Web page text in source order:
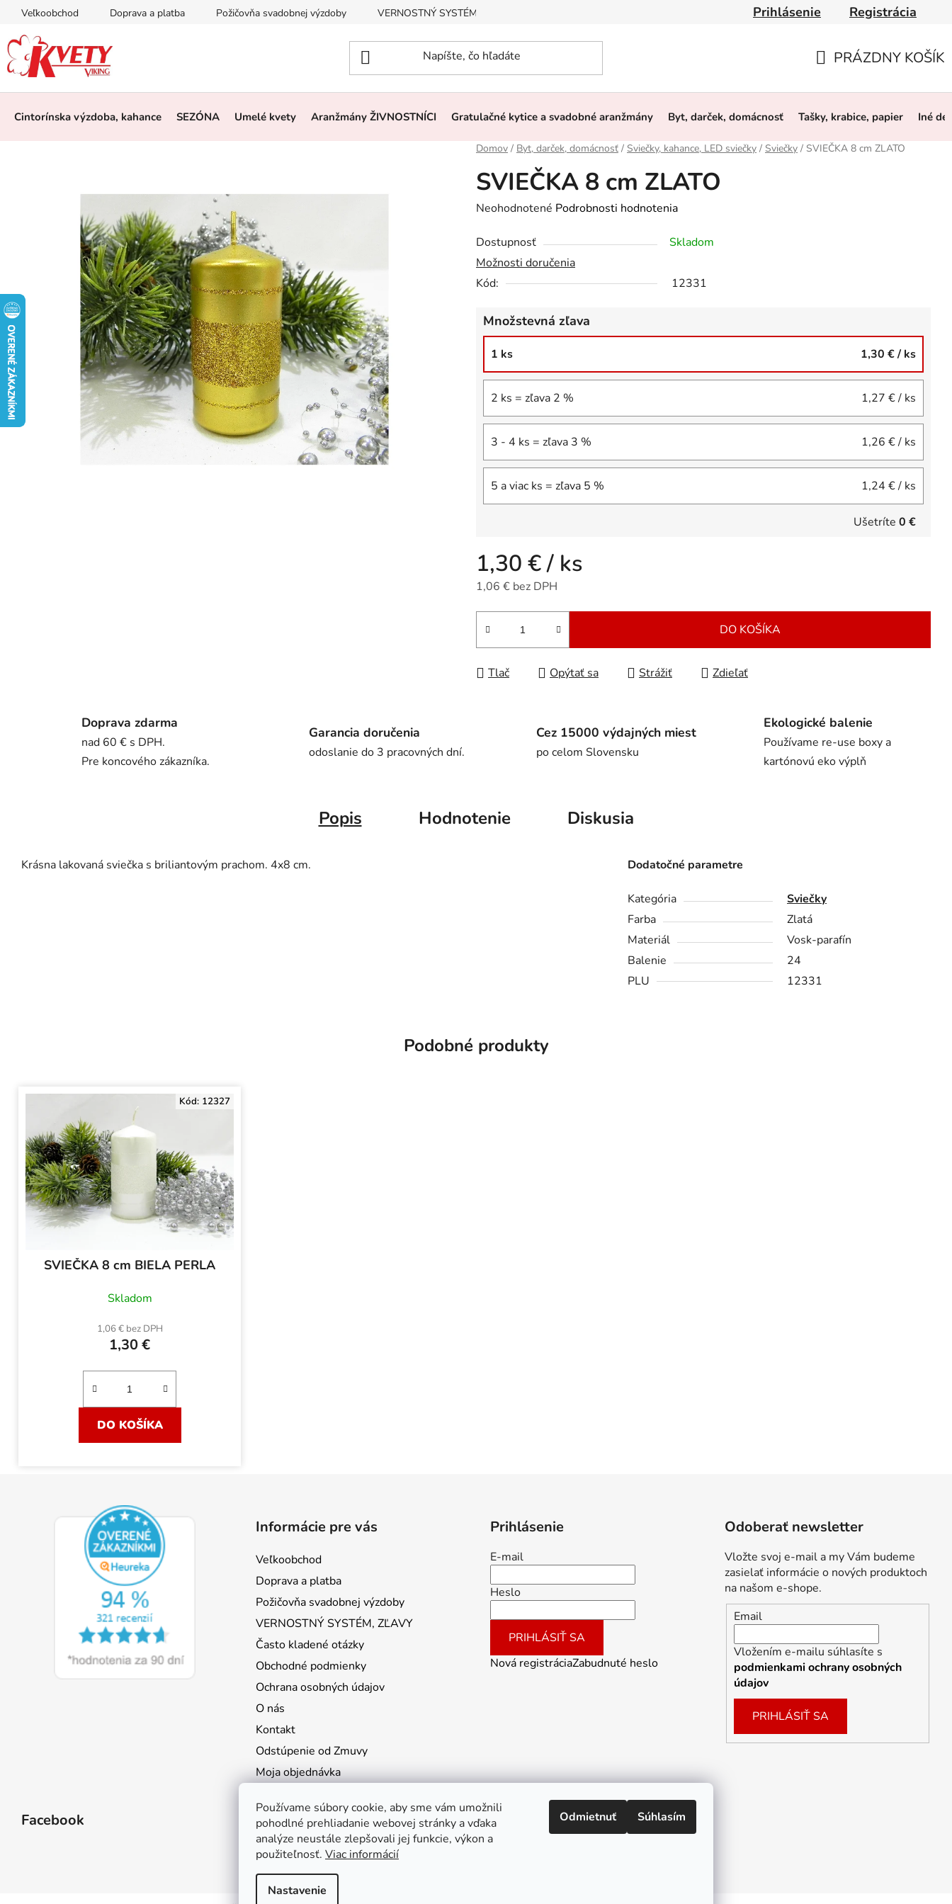
Používame súbory cookie, aby sme vám umožnili
pohodlné prehliadanie webovej stránky a vďaka
analýze neustále zlepšovali jej funkcie, výkon a
použiteľnosť. Viac informácií
Nastavenie
Odmietnuť Súhlasím
Prejsť
obsah
Veľkoobchod Doprava a platba Požičovňa svadobnej výzdoby VERNOSTNÝ SYSTÉM, ZĽAVY Obchodné podmienky Ochrana osobných údajov
Prihlásenie Registrácia
KOŠÍK
PRÁZDNY KOŠÍK
Cintorínska výzdoba, kahance SEZÓNA Umelé kvety Aranžmány ŽIVNOSTNÍCI Gratulačné kytice a svadobné aranžmány Byt, darček, domácnosť Tašky, krabice, papier Iné
Domov / Byt, darček, domácnosť / Sviečky, kahance, LED sviečky / Sviečky / SVIEČKA 8 cm ZLATO
SVIEČKA 8 cm ZLATO
Priemerné
produktu
je
0,0
hviezdičiek.
Neohodnotené Podrobnosti hodnotenia
Dostupnosť
Skladom
Možnosti doručenia
Kód:
12331
Množstevná zľava
1 ks 1,30 €/ ks
2 ks = zľava 2 % 1,27 €/ ks
3 - 4 ks = zľava 3 % 1,26 €/ ks
5 a viac ks = zľava 5 % 1,24 €/ ks
Ušetríte 0 €
1,30 €/ ks
1,06 € bez DPH
Jednotková cena:
DO KOŠÍKA
Tlač Opýtať sa Strážiť Zdieľať
Doprava zdarma
nad 60 € s DPH.
Pre koncového zákazníka.
Garancia doručenia
odoslanie do 3 pracovných dní.
Cez 15000 výdajných miest
po celom Slovensku
Ekologické balenie
Používame re-use boxy a
kartónovú eko výplň
Popis Hodnotenie Diskusia
Krásna lakovaná sviečka s briliantovým prachom. 4x8 cm. Dodatočné parametre
Kategória
Sviečky
Farba
Zlatá
Materiál
Vosk-parafín
Balenie
24
PLU
12331
Podobné produkty
SVIEČKA 8 cm BIELA PERLA
Skladom
1,06 € bez DPH
1,30 €
DO KOŠÍKA
Kód: 12327
Informácie pre vás
Veľkoobchod
Doprava a platba
Požičovňa svadobnej výzdoby
VERNOSTNÝ SYSTÉM, ZĽAVY
Často kladené otázky
Obchodné podmienky
Ochrana osobných údajov
O nás
Kontakt
Odstúpenie od Zmuvy
Moja objednávka
Prihlásenie
E-mail
Heslo
PRIHLÁSIŤ SA
Nová registráciaZabudnuté heslo
Odoberať newsletter
Vložte svoj e-mail a my Vám budeme
zasielať informácie o nových produktoch
na našom e-shope.
Email
Vložením e-mailu súhlasíte s
podmienkami ochrany osobných
údajov
PRIHLÁSIŤ SA
Facebook